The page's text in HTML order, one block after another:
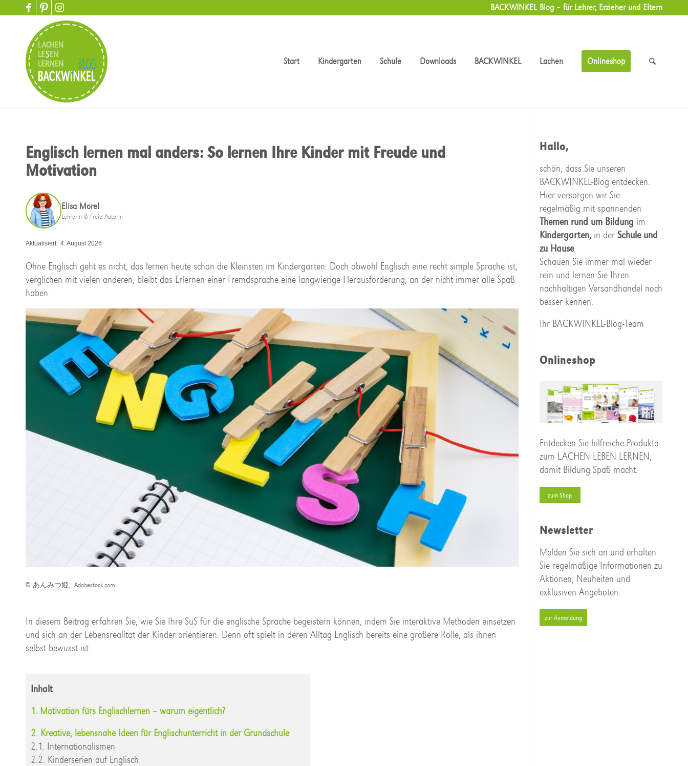
BACKWINKEL Blog – für Lehrer, Erzieher und Eltern
Start Kindergarten Schule Downloads BACKWINKEL Lachen Onlineshop
Englisch lernen mal anders: So lernen Ihre Kinder mit Freude und
Motivation
Elisa Morel
Lehrerin & Freie Autorin
Aktualisiert: 4. August 2026
Ohne Englisch geht es nicht, das lernen heute schon die Kleinsten im Kindergarten. Doch obwohl Englisch eine recht simple Sprache ist,
verglichen mit vielen anderen, bleibt das Erlernen einer Fremdsprache eine langwierige Herausforderung, an der nicht immer alle Spaß
haben.
© あんみつ姫, Adobestock.com
In diesem Beitrag erfahren Sie, wie Sie Ihre SuS für die englische Sprache begeistern können, indem Sie interaktive Methoden einsetzen
und sich an der Lebensrealität der Kinder orientieren. Denn oft spielt in deren Alltag Englisch bereits eine größere Rolle, als ihnen
selbst bewusst ist.
Inhalt
1. Motivation fürs Englischlernen – warum eigentlich?
2. Kreative, lebensnahe Ideen für Englischunterricht in der Grundschule
2.1. Internationalismen
2.2. Kinderserien auf Englisch
Hallo,
schön, dass Sie unseren
BACKWINKEL-Blog entdecken.
Hier versorgen wir Sie
regelmäßig mit spannenden
Themen rund um Bildung im
Kindergarten,in derSchule und
zu Hause.
Schauen Sie immer mal wieder
rein und lernen Sie Ihren
nachhaltigen Versandhandel noch
besser kennen.
Ihr BACKWINKEL-Blog-Team
Onlineshop
Entdecken Sie hilfreiche Produkte
zum LACHEN LEBEN LERNEN,
damit Bildung Spaß macht.
zum Shop
Newsletter
Melden Sie sich an und erhalten
Sie regelmäßige Informationen zu
Aktionen, Neuheiten und
exklusiven Angeboten.
zur Anmeldung